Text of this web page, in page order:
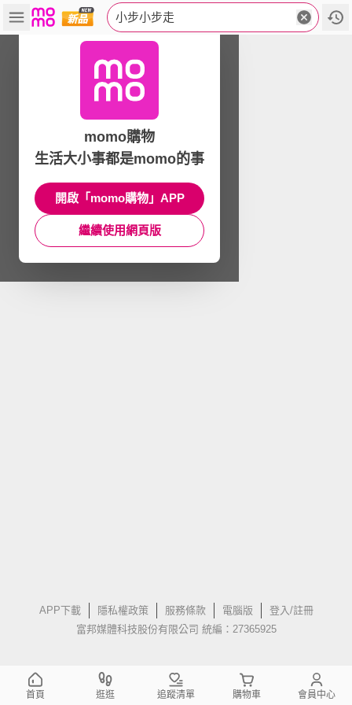
小步小步走
APP下載 隱私權政策 服務條款 電腦版
登入/註冊
富邦媒體科技股份有限公司 統編：27365925
momo購物
生活大小事都是momo的事
開啟「momo購物」APP
繼續使用網頁版
首頁 逛逛 追蹤清單 購物車 會員中心